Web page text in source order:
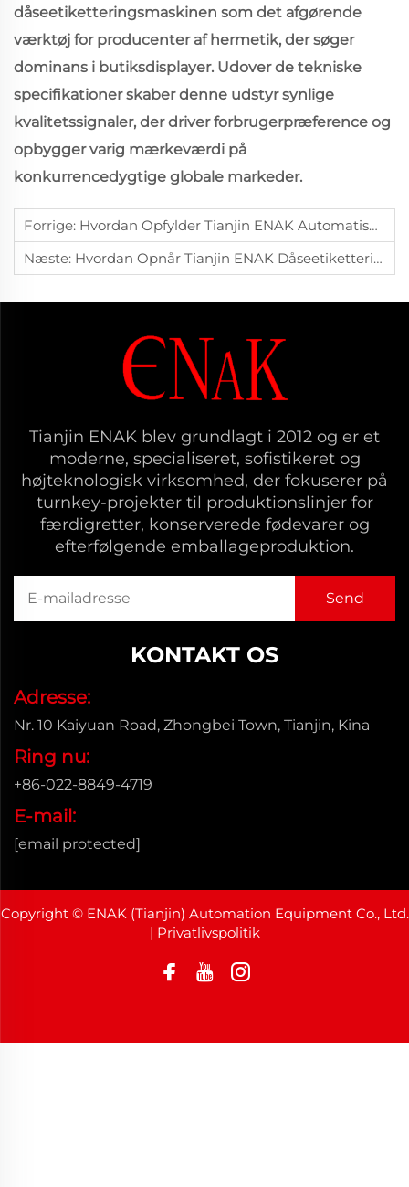
dåseetiketteringsmaskinen som det afgørende
værktøj for producenter af hermetik, der søger
dominans i butiksdisplayer. Udover de tekniske
specifikationer skaber denne udstyr synlige
kvalitetssignaler, der driver forbrugerpræference og
opbygger varig mærkeværdi på
konkurrencedygtige globale markeder.
Forrige: Hvordan Opfylder Tianjin ENAK Automatisk Mærkningsmaskine Til Vandflasker Mærkningsbehovene For Forskellige Flasketyper?
Næste: Hvordan Opnår Tianjin ENAK Dåseetiketteringsmaskine Høj Præcision Og Hastighed I Etiketteringen?
Tianjin ENAK blev grundlagt i 2012 og er et
moderne, specialiseret, sofistikeret og
højteknologisk virksomhed, der fokuserer på
turnkey-projekter til produktionslinjer for
færdigretter, konserverede fødevarer og
efterfølgende emballageproduktion.
KONTAKT OS
Adresse:
Nr. 10 Kaiyuan Road, Zhongbei Town, Tianjin, Kina
Ring nu:
+86-022-8849-4719
E-mail:
[email protected]
Copyright © ENAK (Tianjin) Automation Equipment Co., Ltd.
| Privatlivspolitik